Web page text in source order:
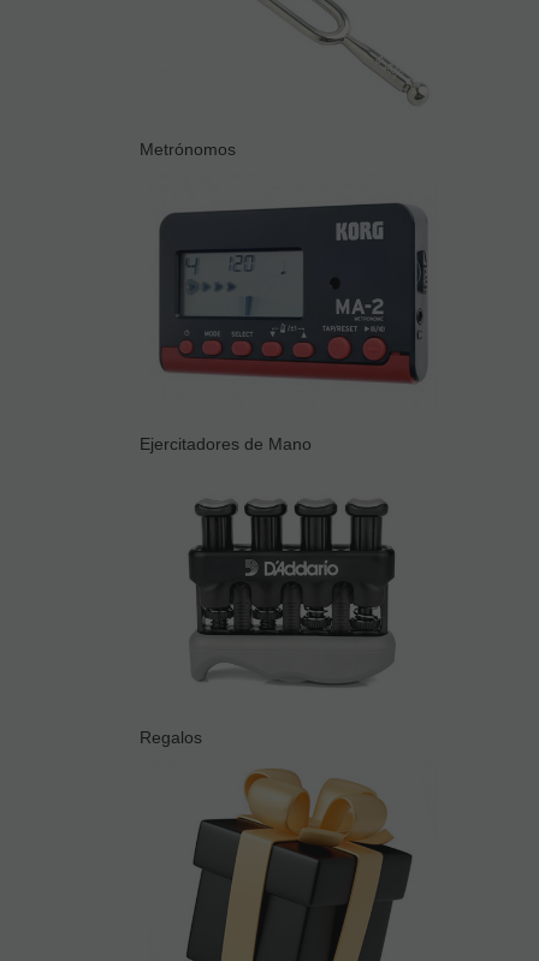
Metrónomos
Ejercitadores de Mano
Regalos